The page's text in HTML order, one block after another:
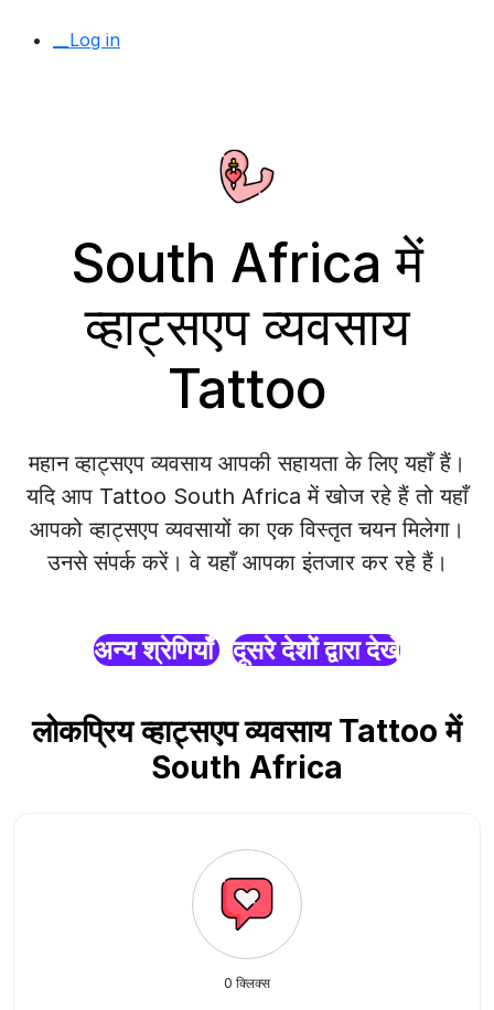
__Log in
South Africa में
व्हाट्सएप व्यवसाय
Tattoo
महान व्हाट्सएप व्यवसाय आपकी सहायता के लिए यहाँ हैं।
यदि आप Tattoo South Africa में खोज रहे हैं तो यहाँ
आपको व्हाट्सएप व्यवसायों का एक विस्तृत चयन मिलेगा।
उनसे संपर्क करें। वे यहाँ आपका इंतजार कर रहे हैं।
अन्य श्रेणियाँ दूसरे देशों द्वारा देखें
लोकप्रिय व्हाट्सएप व्यवसाय Tattoo में
South Africa
0 क्लिक्स